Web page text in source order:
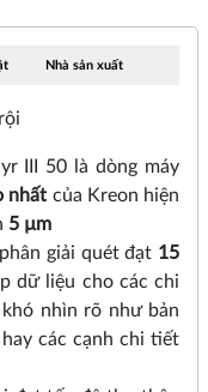
Nhà sản xuất
III 50 là dòng máy
nhất của Kreon hiện
5 µm
giải quét đạt 15
dữ liệu cho các chi
nhìn rõ như bản
các cạnh chi tiết